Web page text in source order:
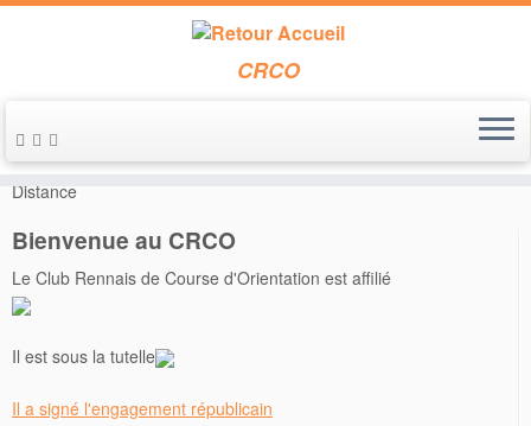
Passer
au
contenu
CRCO
Accueil » Vie du club » Championnat de ligue Bretagne Moyenne
Distance
Bienvenue au CRCO
Le Club Rennais de Course d'Orientation est affilié
Il est sous la tutelle
Il a signé l'engagement républicain